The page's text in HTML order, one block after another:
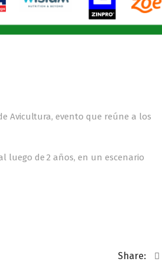
Avicultura, evento que reúne a los
luego de 2 años, en un escenario
Share: